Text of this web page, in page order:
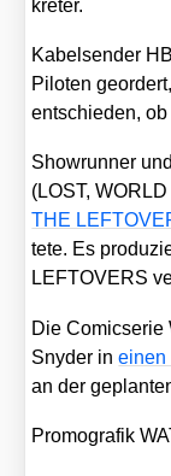
kre­ter.
Kabel­sen­der
Pilo­ten
ent­schie­den,
Show­run­ner
(LOST,
THE
te­te. Es
LEFTOVERS
Die Comic­se­rie
Sny­der ineinen
an der
Pro­mo­gra­fik